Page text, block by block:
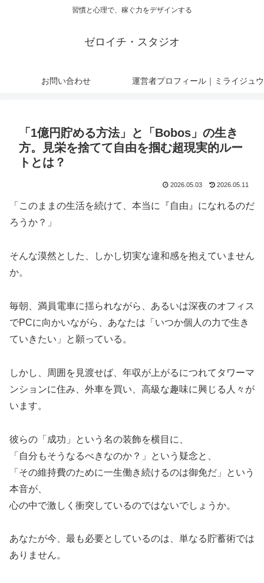
習慣と心理で、稼ぐ力をデザインする
ゼロイチ・スタジオ
お問い合わせ 運営者プロフィール｜ミライジュウ
「1億円貯める方法」と「Bobos」の生き
方。見栄を捨てて自由を掴む超現実的ルー
トとは？
2026.05.03 2026.05.11
「このままの生活を続けて、本当に『自由』になれるのだ
ろうか？」
そんな漠然とした、しかし切実な違和感を抱えていません
か。
毎朝、満員電車に揺られながら、あるいは深夜のオフィス
でPCに向かいながら、あなたは「いつか個人の力で生き
ていきたい」と願っている。
しかし、周囲を見渡せば、年収が上がるにつれてタワーマ
ンションに住み、外車を買い、高級な趣味に興じる人々が
います。
彼らの「成功」という名の装飾を横目に、
「自分もそうなるべきなのか？」という疑念と、
「その維持費のために一生働き続けるのは御免だ」という
本音が、
心の中で激しく衝突しているのではないでしょうか。
あなたが今、最も必要としているのは、単なる貯蓄術では
ありません。